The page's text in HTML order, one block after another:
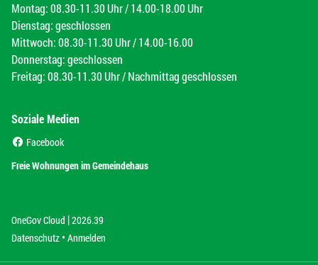
Montag: 08.30-11.30 Uhr / 14.00-18.00 Uhr
Dienstag: geschlossen
Mittwoch: 08.30-11.30 Uhr / 14.00-16.00
Donnerstag: geschlossen
Freitag: 08.30-11.30 Uhr / Nachmittag geschlossen
Soziale Medien
Facebook
Freie Wohnungen im Gemeindehaus
OneGov Cloud (External Link)
|2026.39
Datenschutz (External Link)
Anmelden